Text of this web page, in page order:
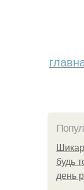
будь
день